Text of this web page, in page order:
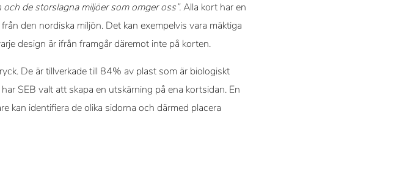
de storslagna miljöer som omger oss”.Alla kort har en
den nordiska miljön. Det kan exempelvis vara mäktiga
design är ifrån framgår däremot inte på korten.
De är tillverkade till 84% av plast som är biologiskt
SEB valt att skapa en utskärning på ena kortsidan. En
kan identifiera de olika sidorna och därmed placera